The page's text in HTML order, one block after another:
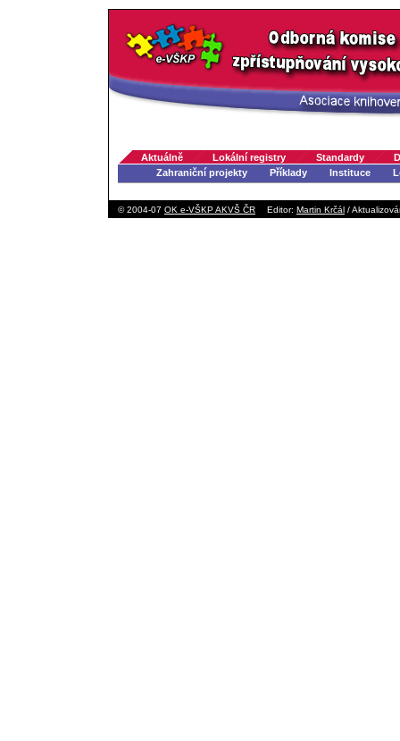
Aktuálně Lokální registry Standardy
Zahraniční projekty
Příklady Instituce
© 2004-07 OK e-VŠKP AKVŠ ČR Editor: Martin Krčál /